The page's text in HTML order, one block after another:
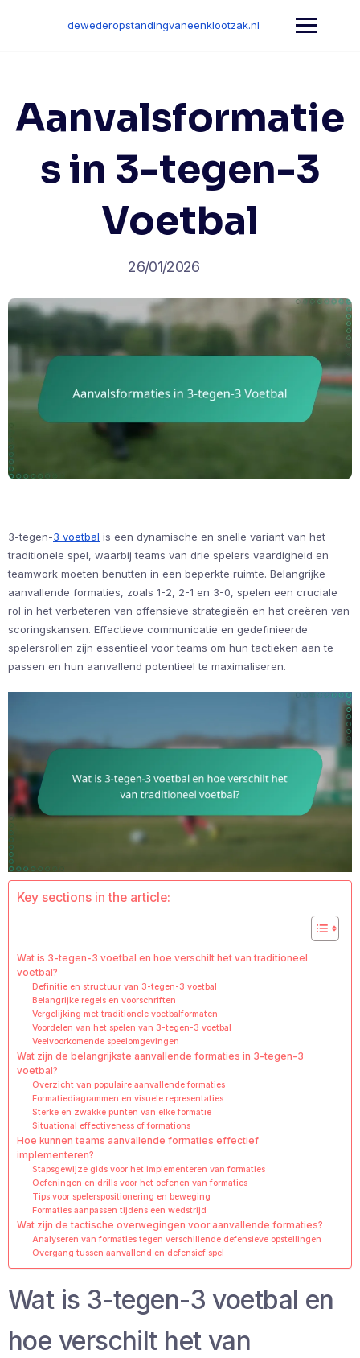
dewederopstandingvaneenklootzak.nl
Aanvalsformatie
s in 3-tegen-3
Voetbal
26/01/2026
3-tegen-3 voetbal is een dynamische en snelle variant van het
traditionele spel, waarbij teams van drie spelers vaardigheid en
teamwork moeten benutten in een beperkte ruimte. Belangrijke
aanvallende formaties, zoals 1-2, 2-1 en 3-0, spelen een cruciale
rol in het verbeteren van offensieve strategieën en het creëren van
scoringskansen. Effectieve communicatie en gedefinieerde
spelersrollen zijn essentieel voor teams om hun tactieken aan te
passen en hun aanvallend potentieel te maximaliseren.
Key sections in the article:
Wat is 3-tegen-3 voetbal en hoe verschilt het van traditioneel
voetbal?
Definitie en structuur van 3-tegen-3 voetbal
Belangrijke regels en voorschriften
Vergelijking met traditionele voetbalformaten
Voordelen van het spelen van 3-tegen-3 voetbal
Veelvoorkomende speelomgevingen
Wat zijn de belangrijkste aanvallende formaties in 3-tegen-3
voetbal?
Overzicht van populaire aanvallende formaties
Formatiediagrammen en visuele representaties
Sterke en zwakke punten van elke formatie
Situational effectiveness of formations
Hoe kunnen teams aanvallende formaties effectief
implementeren?
Stapsgewijze gids voor het implementeren van formaties
Oefeningen en drills voor het oefenen van formaties
Tips voor spelerspositionering en beweging
Formaties aanpassen tijdens een wedstrijd
Wat zijn de tactische overwegingen voor aanvallende formaties?
Analyseren van formaties tegen verschillende defensieve opstellingen
Overgang tussen aanvallend en defensief spel
Wat is 3-tegen-3 voetbal en
hoe verschilt het van